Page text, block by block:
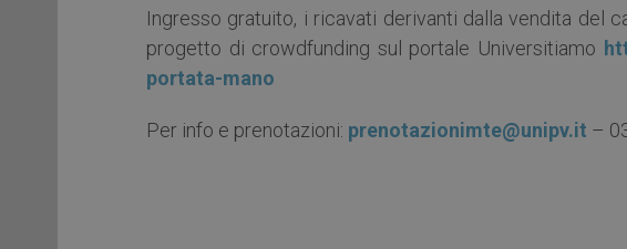
Ingresso gratuito, i ricavati derivanti dalla vendita del
progetto di crowdfunding sul portale Universitiamo
portata-mano
Per info e prenotazioni: prenotazionimte@unipv.it –